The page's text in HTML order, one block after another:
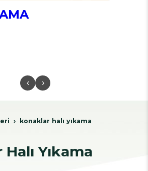
‹ ›
konaklar halı yıkama
Yıkama